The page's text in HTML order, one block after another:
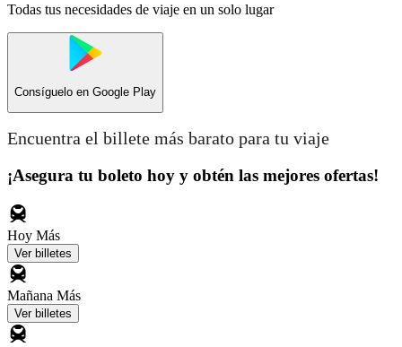
Todas tus necesidades de viaje en un solo lugar
Consíguelo en Google Play
Encuentra el billete más barato para tu viaje
¡Asegura tu boleto hoy y obtén las mejores ofertas!
Hoy Más
Ver billetes
Mañana Más
Ver billetes